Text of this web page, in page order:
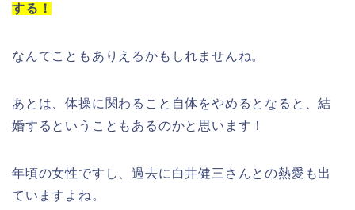
する！
なんてこともありえるかもしれませんね。
あとは、体操に関わること自体をやめるとなると、結
婚するということもあるのかと思います！
年頃の女性ですし、過去に白井健三さんとの熱愛も出
ていますよね。